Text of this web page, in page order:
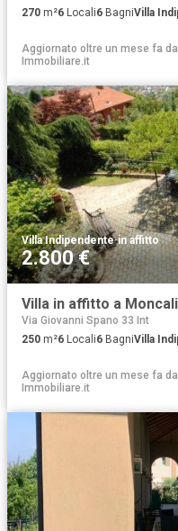
270 m²6 Locali6 BagniVilla
Aggiornato oltre un mese fa da
Immobiliare.it
Villa Indipendente·in affitto
2.800 €
Villa in affitto a
Via Giovanni Spano 33 Int
250 m²6 Locali6 BagniVilla
Aggiornato oltre un mese fa da
Immobiliare.it